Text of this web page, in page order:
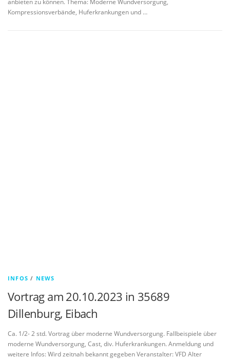
Kompressionsverbände, Huferkrankungen und …
INFOS / NEWS
Vortrag am 20.10.2023 in 35689
Dillenburg, Eibach
Ca. 1/2- 2 std. Vortrag über moderne Wundversorgung. Fallbeispiele über
moderne Wundversorgung, Cast, div. Huferkrankungen. Anmeldung und
weitere Infos: Wird zeitnah bekannt gegeben Veranstalter: VFD Alter